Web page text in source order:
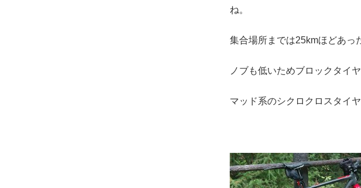
ね。
集合場所までは25kmほどあっ
ノブも低いためブロックタイ
マッド系のシクロクロスタイ